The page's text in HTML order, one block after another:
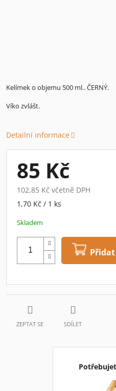
Kelímek o objemu 500 ml.. ČERNÝ.
Víko zvlášt.
Detailní informace
85 Kč
102,85 Kč včetně DPH
Měrná
1,70 Kč / 1 ks
Skladem
ZEPTAT SE SDÍLET